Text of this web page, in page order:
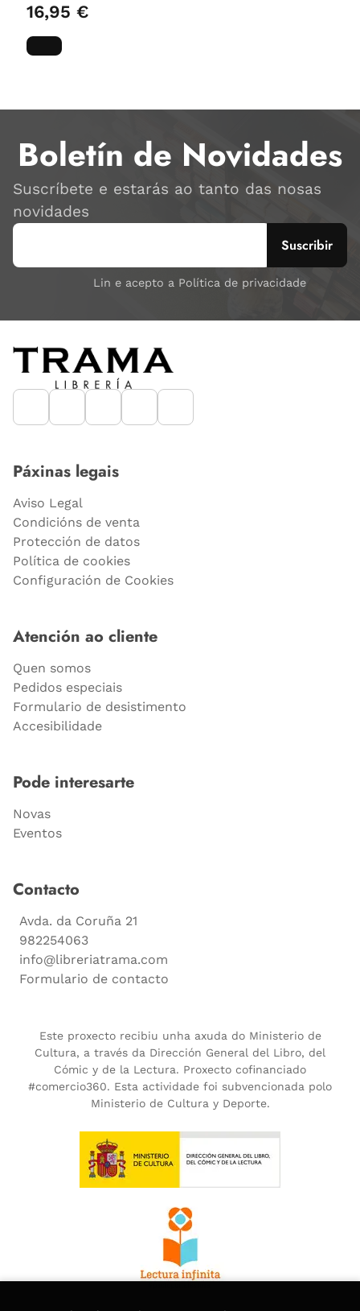
16,95 €
Boletín de Novidades
Suscríbete e estarás ao tanto das nosas
novidades
Lin e acepto a Política de privacidade
Páxinas legais
Aviso Legal
Condicións de venta
Protección de datos
Política de cookies
Configuración de Cookies
Atención ao cliente
Quen somos
Pedidos especiais
Formulario de desistimento
Accesibilidade
Pode interesarte
Novas
Eventos
Contacto
Avda. da Coruña 21
982254063
info@libreriatrama.com
Formulario de contacto
Este proxecto recibiu unha axuda do Ministerio de
Cultura, a través da Dirección General del Libro, del
Cómic y de la Lectura. Proxecto cofinanciado
#comercio360. Esta actividade foi subvencionada polo
Ministerio de Cultura y Deporte.